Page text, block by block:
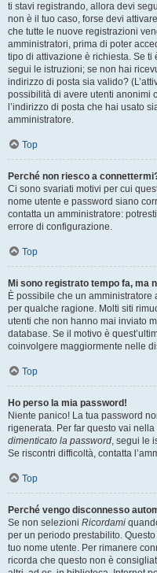
ti stavi registrando, allora devi
non è il tuo caso, forse devi
che tutte le nuove registrazioni
amministratori, prima di poter
tipo di attivazione è richiesta. Se
segui le istruzioni; se non hai
indirizzo di posta sia valido?
possibilità di avere utenti anonimi
l’indirizzo di posta che hai usato
amministratore.
Top
Perché non riesco a
Ci sono svariati motivi per cui
nome utente e password siano
contatta un amministratore:
errore di configurazione.
Top
Mi sono registrato tempo fa, ma
È possibile che un
per qualche ragione. Molti siti
utenti che non hanno mai inviato
database. Se il motivo è
coinvolgere maggiormente nelle
Top
Ho perso la mia password!
Niente panico! La tua password
rigenerata. Per far questo vai
dimenticato la password, segui le
Se riscontri difficoltà, contatta
Top
Perché vengo disconnesso
Se non selezioni Ricordami
per un periodo prestabilito.
tuo nome utente. Per rimanere
ricorda che questo non è